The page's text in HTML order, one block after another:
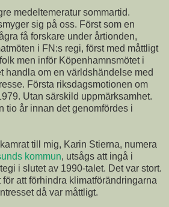
medeltemeratur sommartid.
sig på oss. Först som en
få forskare under årtionden,
i FN:s regi, först med måttligt
men inför Köpenhamnsmötet i
handla om en världshändelse med
Första riksdagsmotionen om
Utan särskild uppmärksamhet.
tio år innan det genomfördes i
till mig, Karin Stierna, numera
kommun, utsågs att ingå i
i slutet av 1990-talet. Det var stort.
att förhindra klimatförändringarna
då var måttligt.